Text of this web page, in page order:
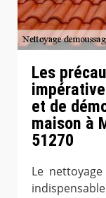
Les
et de
maison à
51270
Le